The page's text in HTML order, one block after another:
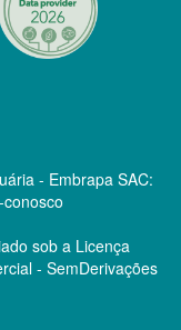
- Embrapa SAC:
sob a Licença
- SemDerivações